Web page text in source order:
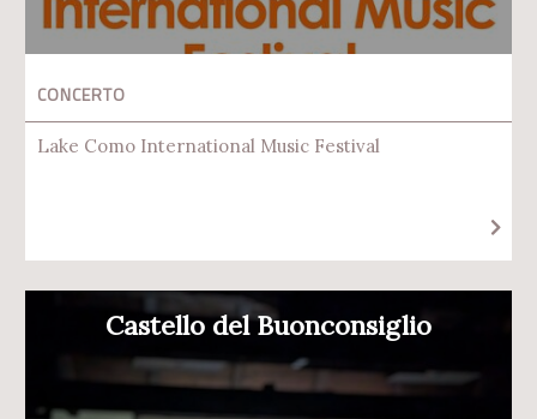
CONCERTO
Lake Como International Music Festival
Castello del Buonconsiglio